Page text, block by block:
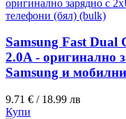
Samsung Fast
2.0A - оригинално
Samsung и
9.71 € / 18.99 лв
Купи